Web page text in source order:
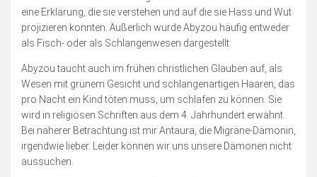
eine Erklärung, die sie verstehen und auf die sie Hass und Wut
projizieren konnten. Äußerlich wurde Abyzou häufig entweder
als Fisch- oder als Schlangenwesen dargestellt.
Abyzou taucht auch im frühen christlichen Glauben auf, als
Wesen mit grünem Gesicht und schlangenartigen Haaren, das
pro Nacht ein Kind töten muss, um schlafen zu können. Sie
wird in religiösen Schriften aus dem 4. Jahrhundert erwähnt.
Bei näherer Betrachtung ist mir Antaura, die Migräne-Dämonin,
irgendwie lieber. Leider können wir uns unsere Dämonen nicht
aussuchen.